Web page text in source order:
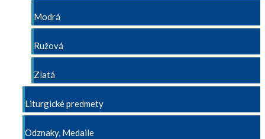
Modrá
Ružová
Zlatá
Liturgické predmety
Odznaky, Medaile